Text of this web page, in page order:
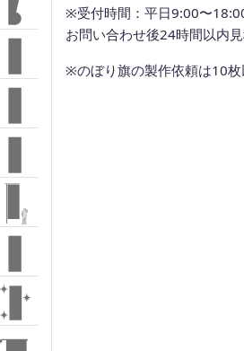
※受付時間：平日9:00〜
お問い合わせ後24時間以内
※のぼり旗の製作依頼は10枚